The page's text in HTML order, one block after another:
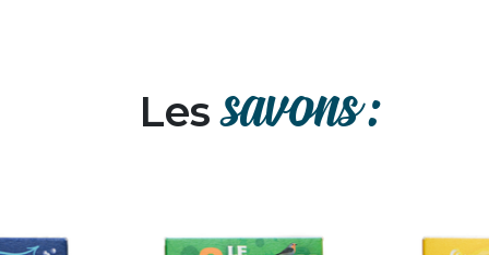
Lessavons :